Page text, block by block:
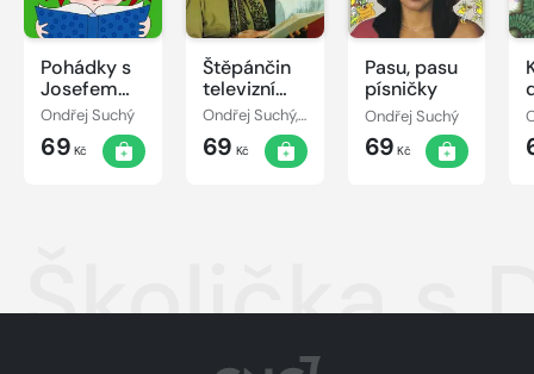
Pohádky s
Josefem
Dvořákem
Ondřej Suchý
69 Kč
Štěpánčin
televizní
kabaret
Ondřej Suchý, Oldřich Dudek
69 Kč
Pasu, pasu
písničky
Ondřej Suchý
69 Kč
Školička s